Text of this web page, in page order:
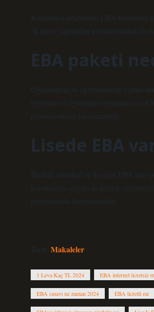
Kampanya detaylarını EBA kanalında
ek işlem yapmadan promosyondan
EBA paketi
Öğrencilerin ve öğretmenlerin eğitim
öğrenme ve öğretmeyi sağlayan sosyal
promosyondan yararlanabilir.
Lisede EBA
İlkokul, ortaokul ve lise için EBA ders
koronavirüs salgını nedeniyle
programında duyurulacaktır.
Tarih: Makaleler
1 Leva Kaç TL 2024 EBA internet ücretsiz
EBA sınavı ne zaman 2024 EBA ücretli mi